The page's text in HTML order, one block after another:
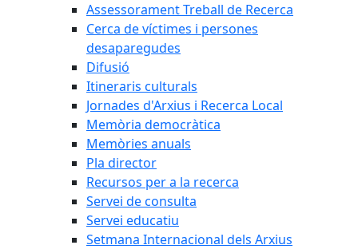
Assessorament Treball de Recerca
Cerca de víctimes i persones
desaparegudes
Difusió
Itineraris culturals
Jornades d'Arxius i Recerca Local
Memòria democràtica
Memòries anuals
Pla director
Recursos per a la recerca
Servei de consulta
Servei educatiu
Setmana Internacional dels Arxius